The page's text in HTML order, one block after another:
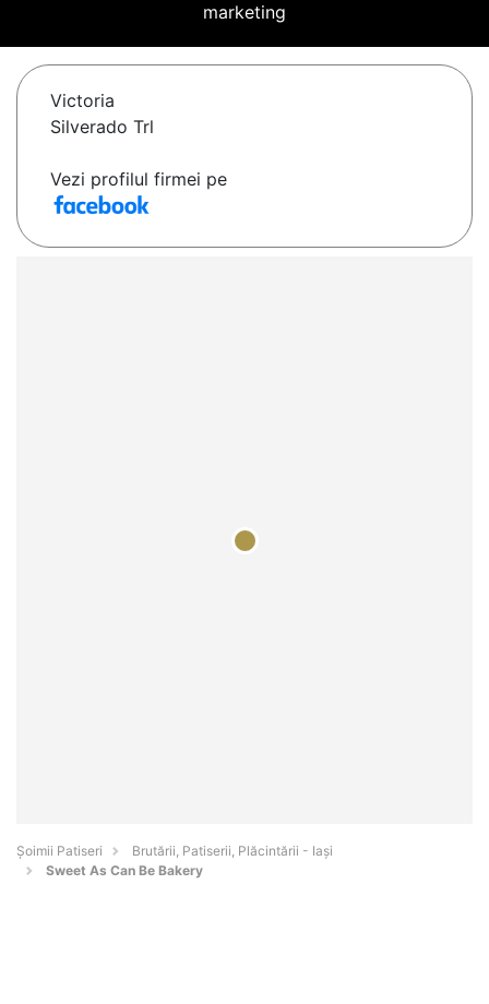
marketing
Victoria
Silverado Trl
Vezi profilul firmei pe
Șoimii Patiseri
Brutării, Patiserii, Plăcintării - Iaşi
Sweet As Can Be Bakery